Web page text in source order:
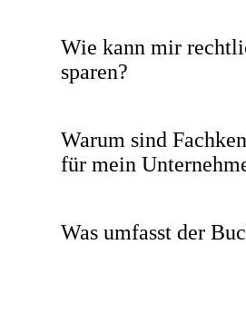
Wie kann mir
sparen?
Warum sind
für mein
Was umfasst der